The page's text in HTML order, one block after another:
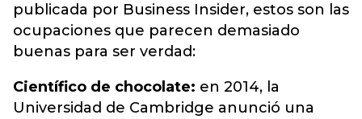
publicada por Business Insider, estos son las
ocupaciones que parecen demasiado
buenas para ser verdad:
Científico de chocolate: en 2014, la
Universidad de Cambridge anunció una